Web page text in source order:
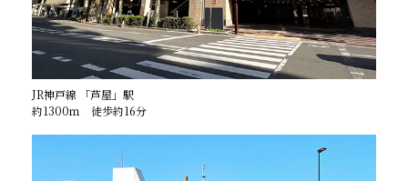
JR神戸線 「芦屋」駅
約1300ｍ 徒歩約16分